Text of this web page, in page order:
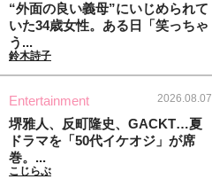
“外面の良い義母”にいじめられて
いた34歳女性。ある日「笑っちゃ
う...
鈴木詩子
Entertainment 2026.08.07
堺雅人、反町隆史、GACKT…夏
ドラマを「50代イケオジ」が席
巻。...
こじらぶ